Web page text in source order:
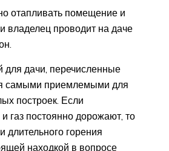
отапливать помещение и
владелец проводит на даче
для дачи, перечисленные
самыми приемлемыми для
построек. Если
и газ постоянно дорожают, то
длительного горения
находкой в вопросе